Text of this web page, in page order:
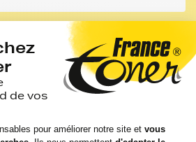
de la cartouche
compatibles n’affecte en aucun cas la
imprimante selon la directive 93/13
1993 et la loi 1995 / 1996 du 1er février